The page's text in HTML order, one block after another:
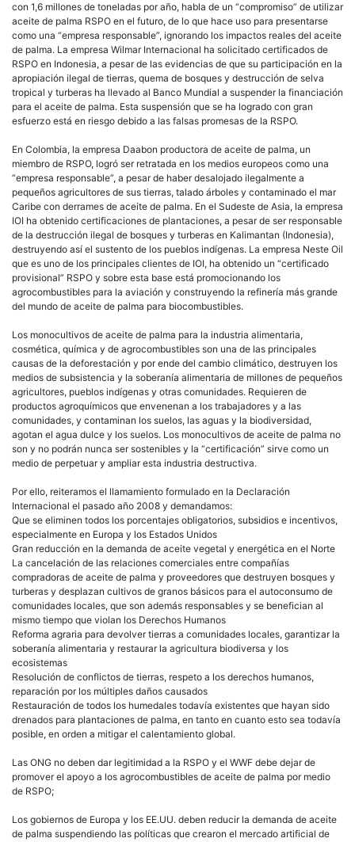
con 1,6 millones de toneladas por año, habla de un “compromiso” de utilizar
aceite de palma RSPO en el futuro, de lo que hace uso para presentarse
como una “empresa responsable”, ignorando los impactos reales del aceite
de palma. La empresa Wilmar Internacional ha solicitado certificados de
RSPO en Indonesia, a pesar de las evidencias de que su participación en la
apropiación ilegal de tierras, quema de bosques y destrucción de selva
tropical y turberas ha llevado al Banco Mundial a suspender la financiación
para el aceite de palma. Esta suspensión que se ha logrado con gran
esfuerzo está en riesgo debido a las falsas promesas de la RSPO.
En Colombia, la empresa Daabon productora de aceite de palma, un
miembro de RSPO, logró ser retratada en los medios europeos como una
“empresa responsable”, a pesar de haber desalojado ilegalmente a
pequeños agricultores de sus tierras, talado árboles y contaminado el mar
Caribe con derrames de aceite de palma. En el Sudeste de Asia, la empresa
IOI ha obtenido certificaciones de plantaciones, a pesar de ser responsable
de la destrucción ilegal de bosques y turberas en Kalimantan (Indonesia),
destruyendo así el sustento de los pueblos indígenas. La empresa Neste Oil
que es uno de los principales clientes de IOI, ha obtenido un “certificado
provisional” RSPO y sobre esta base está promocionando los
agrocombustibles para la aviación y construyendo la refinería más grande
del mundo de aceite de palma para biocombustibles.
Los monocultivos de aceite de palma para la industria alimentaria,
cosmética, química y de agrocombustibles son una de las principales
causas de la deforestación y por ende del cambio climático, destruyen los
medios de subsistencia y la soberanía alimentaria de millones de pequeños
agricultores, pueblos indígenas y otras comunidades. Requieren de
productos agroquímicos que envenenan a los trabajadores y a las
comunidades, y contaminan los suelos, las aguas y la biodiversidad,
agotan el agua dulce y los suelos. Los monocultivos de aceite de palma no
son y no podrán nunca ser sostenibles y la “certificación” sirve como un
medio de perpetuar y ampliar esta industria destructiva.
Por ello, reiteramos el llamamiento formulado en la Declaración
Internacional el pasado año 2008 y demandamos:
Que se eliminen todos los porcentajes obligatorios, subsidios e incentivos,
especialmente en Europa y los Estados Unidos
Gran reducción en la demanda de aceite vegetal y energética en el Norte
La cancelación de las relaciones comerciales entre compañías
compradoras de aceite de palma y proveedores que destruyen bosques y
turberas y desplazan cultivos de granos básicos para el autoconsumo de
comunidades locales, que son además responsables y se benefician al
mismo tiempo que violan los Derechos Humanos
Reforma agraria para devolver tierras a comunidades locales, garantizar la
soberanía alimentaria y restaurar la agricultura biodiversa y los
ecosistemas
Resolución de conflictos de tierras, respeto a los derechos humanos,
reparación por los múltiples daños causados
Restauración de todos los humedales todavía existentes que hayan sido
drenados para plantaciones de palma, en tanto en cuanto esto sea todavía
posible, en orden a mitigar el calentamiento global.
Las ONG no deben dar legitimidad a la RSPO y el WWF debe dejar de
promover el apoyo a los agrocombustibles de aceite de palma por medio
de RSPO;
Los gobiernos de Europa y los EE.UU. deben reducir la demanda de aceite
de palma suspendiendo las políticas que crearon el mercado artificial de